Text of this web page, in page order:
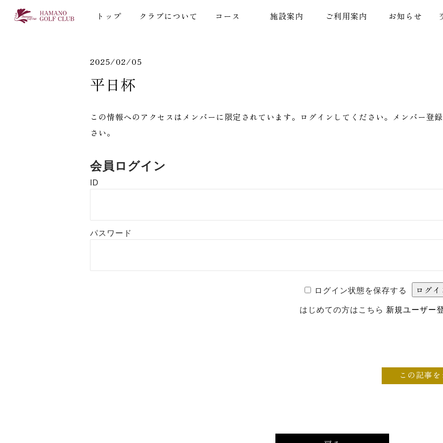
トップ クラブについて コース 施設案内 ご利用案内 お知らせ
2025/02/05
平日杯
この情報へのアクセスはメンバーに限定されています。ログインしてください。メンバー登
さい。
会員ログイン
ID
パスワード
ログイン状態を保存する
はじめての方はこちら 新規ユーザー
この記事